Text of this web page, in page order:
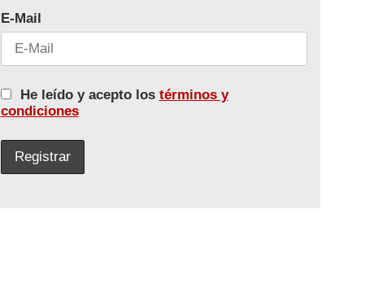
E-Mail
He leído y acepto los términos y
condiciones